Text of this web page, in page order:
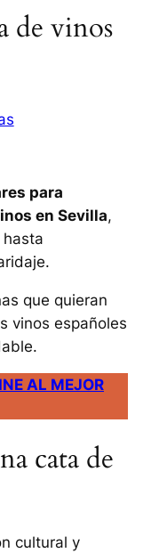
de vinos
para
en Sevilla,
que quieran
vinos españoles
AL MEJOR
cata de
cultural y